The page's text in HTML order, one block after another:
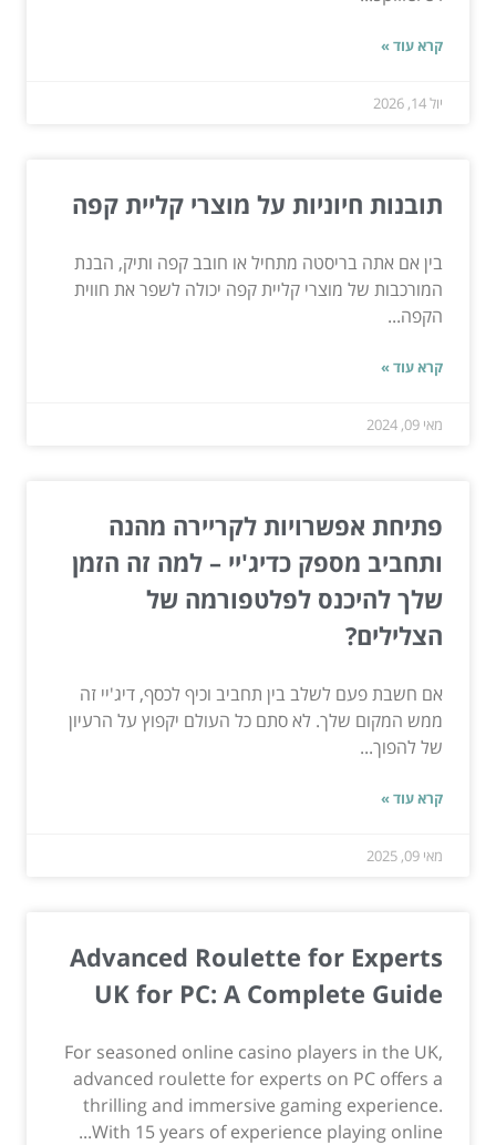
קרא עוד »
יול 14, 2026
תובנות חיוניות על מוצרי קליית קפה
בין אם אתה בריסטה מתחיל או חובב קפה ותיק, הבנת
המורכבות של מוצרי קליית קפה יכולה לשפר את חווית
הקפה...
קרא עוד »
מאי 09, 2024
פתיחת אפשרויות לקריירה מהנה
ותחביב מספק כדיג'יי – למה זה הזמן
שלך להיכנס לפלטפורמה של
הצלילים?
אם חשבת פעם לשלב בין תחביב וכיף לכסף, דיג'יי זה
ממש המקום שלך. לא סתם כל העולם יקפוץ על הרעיון
של להפוך...
קרא עוד »
מאי 09, 2025
Advanced Roulette for Experts
UK for PC: A Complete Guide
For seasoned online casino players in the UK,
advanced roulette for experts on PC offers a
thrilling and immersive gaming experience.
With 15 years of experience playing online...